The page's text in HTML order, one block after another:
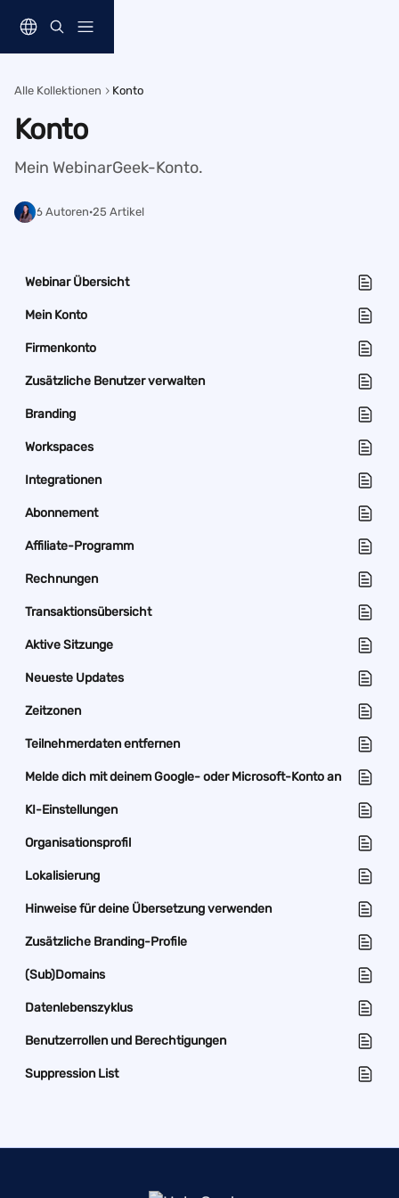
Alle Kollektionen Konto
Konto
Mein WebinarGeek-Konto.
6 Autoren·25 Artikel
Webinar Übersicht
Mein Konto
Firmenkonto
Zusätzliche Benutzer verwalten
Branding
Workspaces
Integrationen
Abonnement
Affiliate-Programm
Rechnungen
Transaktionsübersicht
Aktive Sitzunge
Neueste Updates
Zeitzonen
Teilnehmerdaten entfernen
Melde dich mit deinem Google- oder Microsoft-Konto an
KI-Einstellungen
Organisationsprofil
Lokalisierung
Hinweise für deine Übersetzung verwenden
Zusätzliche Branding-Profile
(Sub)Domains
Datenlebenszyklus
Benutzerrollen und Berechtigungen
Suppression List